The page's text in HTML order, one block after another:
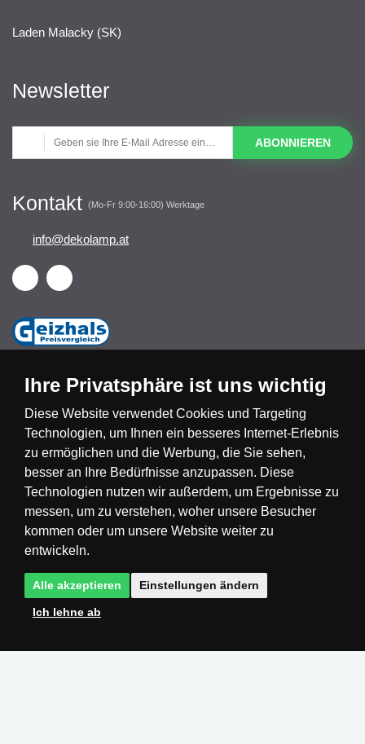
Laden Malacky (SK)
Newsletter
ABONNIEREN
Kontakt (Mo-Fr 9:00-16:00) Werktage
info@dekolamp.at
Česká republika Slovensko Deutschland
Magyarország Österreich België
Nederland
Ihre Privatsphäre ist uns wichtig
Diese Website verwendet Cookies und Targeting
Technologien, um Ihnen ein besseres Internet-Erlebnis
zu ermöglichen und die Werbung, die Sie sehen,
besser an Ihre Bedürfnisse anzupassen. Diese
Technologien nutzen wir außerdem, um Ergebnisse zu
messen, um zu verstehen, woher unsere Besucher
kommen oder um unsere Website weiter zu
entwickeln.
Alle akzeptieren Einstellungen ändern
Ich lehne ab